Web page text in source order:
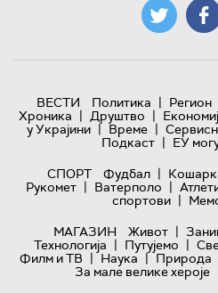
ВЕСТИ Политика | Регион
Хроника | Друштво |
у Украјини | Време |
Подкаст | ЕУ
СПОРТ
Фудбал |
Рукомет | Ватерполо |
спортови |
МАГАЗИН
Живот |
Технологијa | Путујемо |
Филм и ТВ | Наука | Природа
За мале велике хероје